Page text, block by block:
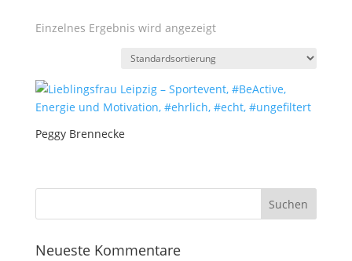
Einzelnes Ergebnis wird angezeigt
Peggy Brennecke
Neueste Kommentare